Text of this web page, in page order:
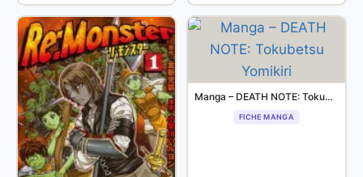
Manga – DEATH NOTE: Tokubetsu Yomikiri
FICHE MANGA